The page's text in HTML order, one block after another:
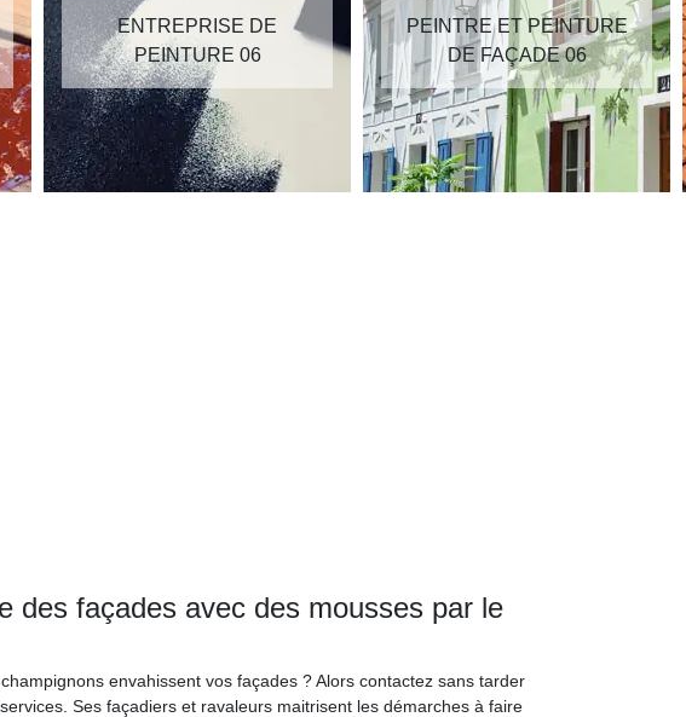
ENTREPRISE DE
PEINTURE 06
PEINTRE ET PEINTURE
DE FAÇADE 06
des façades avec des mousses par le
envahissent vos façades ? Alors contactez sans tarder
Ses façadiers et ravaleurs maitrisent les démarches à faire